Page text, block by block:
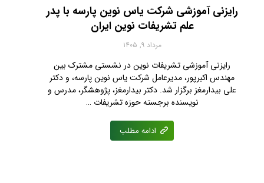
رایزنی‌ آموزشی شرکت یاس نوین پارسه با پدر
علم تشریفات نوین ایران
مرداد ۹, ۱۴۰۵
رایزنی آموزشی تشریفات نوین در نشستی مشترک بین
مهندس اکبرپور، مدیرعامل شرکت یاس نوین پارسه، و دکتر
علی بیدارمغز برگزار شد. دکتر بیدارمغز، پژوهشگر، مدرس و
نویسنده برجسته حوزه تشریفات …
ادامه مطلب